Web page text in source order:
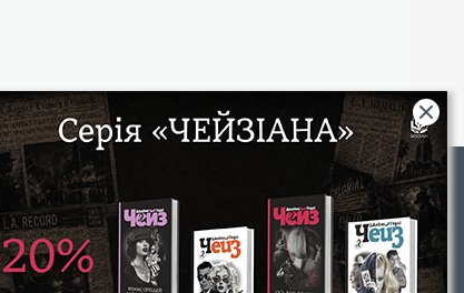
|
Інтернет-магазин «Видавництво Богдан»:
46018, м. Тернопіль, А/С 529